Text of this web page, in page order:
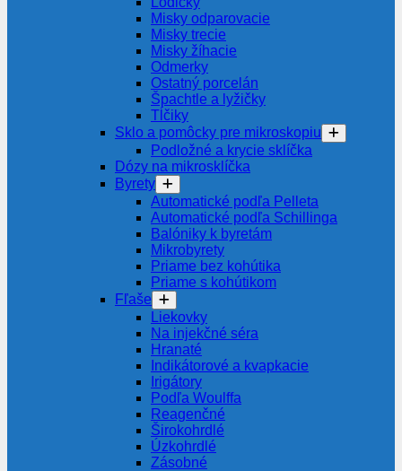
Misky odparovacie
Misky trecie
Misky žíhacie
Odmerky
Ostatný porcelán
Špachtle a lyžičky
Tĺčiky
Sklo a pomôcky pre mikroskopiu
Podložné a krycie sklíčka
Dózy na mikrosklíčka
Byrety
Automatické podľa Pelleta
Automatické podľa Schillinga
Balóniky k byretám
Mikrobyrety
Priame bez kohútika
Priame s kohútikom
Fľaše
Liekovky
Na injekčné séra
Hranaté
Indikátorové a kvapkacie
Irigátory
Podľa Woulffa
Reagenčné
Širokohrdlé
Úzkohrdlé
Zásobné